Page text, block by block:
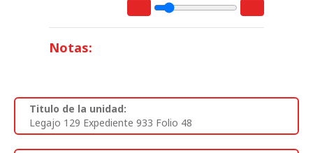
Notas:
Titulo de la unidad:
Legajo 129 Expediente 933 Folio 48